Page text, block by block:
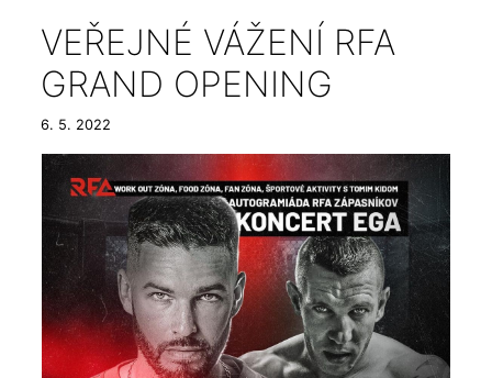
VEŘEJNÉ VÁŽENÍ RFA
GRAND OPENING
6. 5. 2022